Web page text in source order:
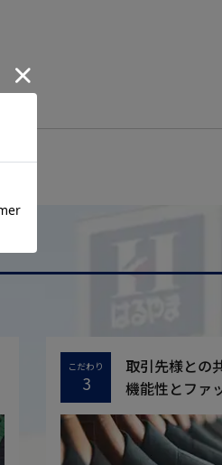
こだわり
3
取引先様との
機能性とファ